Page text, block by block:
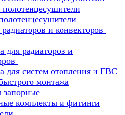
и конвекторов
для радиаторов и
для систем отопления и ГВС
монтажа
запорные
комплекты и фитинги